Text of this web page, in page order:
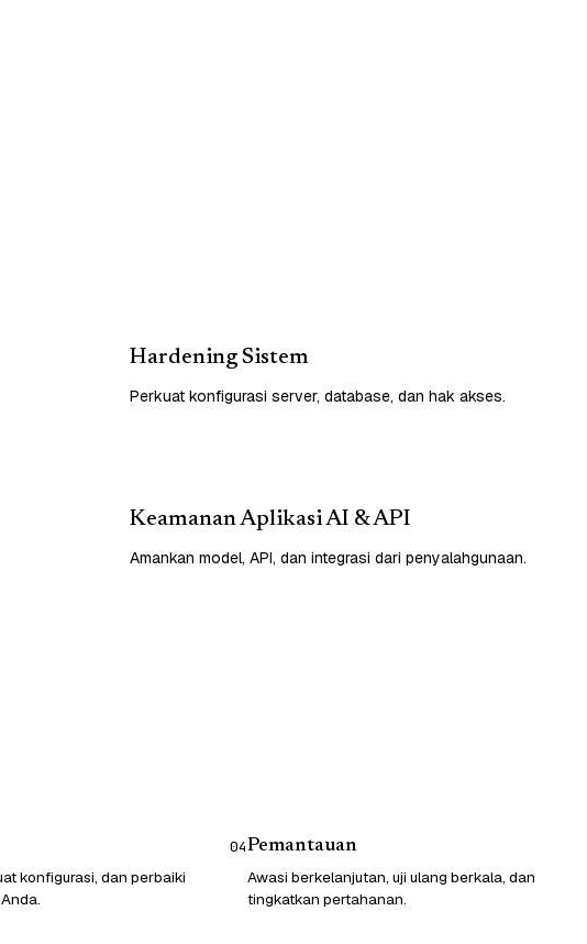
Hardening Sistem
Perkuat konfigurasi server, database, dan hak akses.
Keamanan Aplikasi AI & API
Amankan model, API, dan integrasi dari penyalahgunaan.
konfigurasi, dan perbaiki
04Pemantauan
Awasi berkelanjutan, uji ulang berkala, dan
tingkatkan pertahanan.